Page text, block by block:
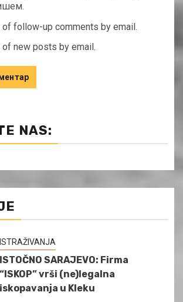
of follow-up comments by email.
of new posts by email.
NAS:
ISTRAŽIVANJA
ISTOČNO SARAJEVO: Firma
“ISKOP” vrši (ne)legalna
iskopavanja u Kleku